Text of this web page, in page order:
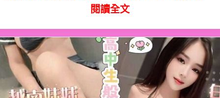
閱讀全文